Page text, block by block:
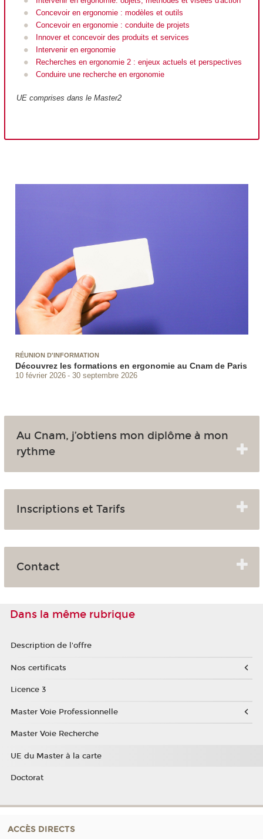
Concevoir en ergonomie : modèles et outils
Concevoir en ergonomie : conduite de projets
Innover et concevoir des produits et services
Intervenir en ergonomie
Recherches en ergonomie 2 : enjeux actuels et perspectives
Conduire une recherche en ergonomie
UE comprises dans le Master2
RÉUNION D'INFORMATION
Découvrez les formations en ergonomie au Cnam de Paris
10 février 2026 30 septembre 2026
Au Cnam, j’obtiens mon diplôme à mon
rythme
Inscriptions et Tarifs
Contact
Dans la même rubrique
Description de l'offre
Nos certificats
Licence 3
Master Voie Professionnelle
Master Voie Recherche
UE du Master à la carte
Doctorat
ACCÈS DIRECTS